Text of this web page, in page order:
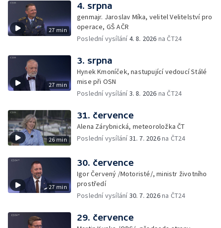
27 min
4. srpna
genmajr. Jaroslav Míka, velitel Velitelství pro
operace, GŠ AČR
Poslední vysílání4. 8. 2026 na ČT24
27 min
3. srpna
Hynek Kmoníček, nastupující vedoucí Stálé
mise při OSN
Poslední vysílání3. 8. 2026 na ČT24
26 min
31. července
Alena Zárybnická, meteoroložka ČT
Poslední vysílání31. 7. 2026na ČT24
27 min
30. července
Igor Červený /Motoristé/, ministr životního
prostředí
Poslední vysílání30. 7. 2026na ČT24
29. července